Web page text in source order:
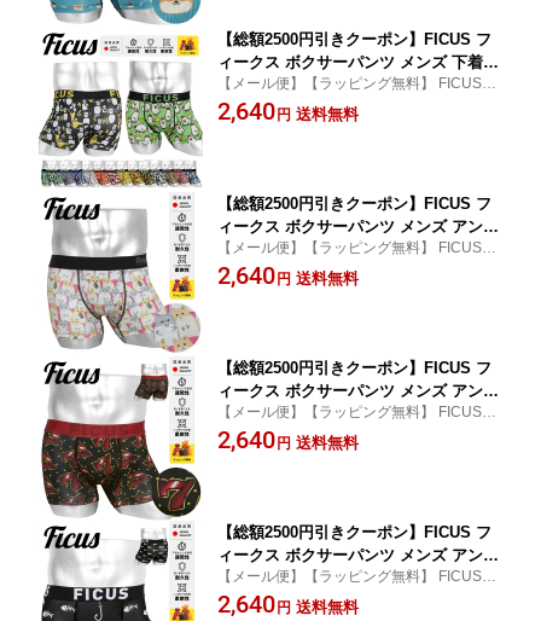
【総額2500円引きクーポン】FICUS フ
ィークス ボクサーパンツ メンズ 下着
ゴリラ バナナ パンダ ブタ ペンギン シ
ロクマ ナマケモノ ウマ ツルカメ レッ
【メール便】【ラッピング無料】 FICUS/フ
ィークス メンズ ボクサーパンツ
2,640 円 送料無料
【総額2500円引きクーポン】FICUS フ
ィークス ボクサーパンツ メンズ アンダ
ーウェア 下着 おしゃれ かっこいい ツ
ルツル ハムスター 動物 ドット ブラン
【メール便】【ラッピング無料】 FICUS/フ
ィークス メンズ ボクサーパンツ
2,640 円 送料無料
【総額2500円引きクーポン】FICUS フ
ィークス ボクサーパンツ メンズ アンダ
ーウェア 下着 速乾 ツルツル おしゃれ
かっこいい 当店限定 ロゴ ブランド 男
【メール便】【ラッピング無料】 FICUS/フ
ィークス メンズ ボクサーパンツ
2,640 円 送料無料
【総額2500円引きクーポン】FICUS フ
ィークス ボクサーパンツ メンズ アンダ
ーウェア 下着 速乾 ツルツル おしゃれ
かっこいい 当店限定 ロゴ スカル 骸骨
【メール便】【ラッピング無料】 FICUS/フ
ィークス メンズ ボクサーパンツ
2,640 円 送料無料